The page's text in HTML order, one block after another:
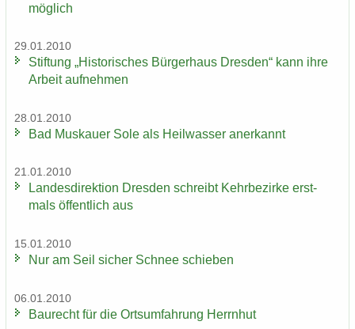
mög­lich
29.01.2010
Stif­tung „His­to­ri­sches Bür­ger­haus Dres­den“ kann ihre
Ar­beit auf­neh­men
28.01.2010
Bad Mus­kau­er Sole als Heil­was­ser an­er­kannt
21.01.2010
Lan­des­di­rek­ti­on Dres­den schreibt Kehr­be­zir­ke erst­
mals öf­fent­lich aus
15.01.2010
Nur am Seil si­cher Schnee schie­ben
06.01.2010
Bau­recht für die Orts­um­fah­rung Herrn­hut